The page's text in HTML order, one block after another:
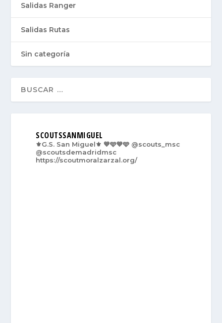
Salidas Ranger
Salidas Rutas
Sin categoría
SCOUTSSANMIGUEL
⚜️G.S. San Miguel⚜️ 💙🩵💙🩵 @scouts_msc
@scoutsdemadridmsc
https://scoutmoralzarzal.org/